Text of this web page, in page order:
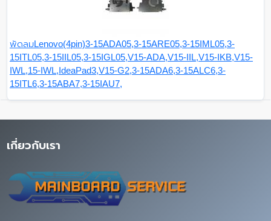
พัดลมLenovo(4pin)3-15ADA05,3-15ARE05,3-15IML05,3-
15ITL05,3-15IIL05,3-15IGL05,V15-ADA,V15-IIL,V15-IKB,V15-
IWL,15-IWL,IdeaPad3,V15-G2,3-15ADA6,3-15ALC6,3-
15ITL6,3-15ABA7,3-15IAU7,
เกี่ยวกับเรา